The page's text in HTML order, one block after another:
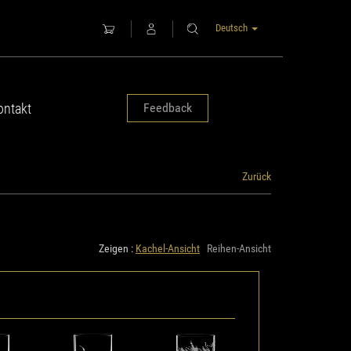
Deutsch
Feedback
Zurück
Zeigen : Kachel-Ansicht Reihen-Ansicht